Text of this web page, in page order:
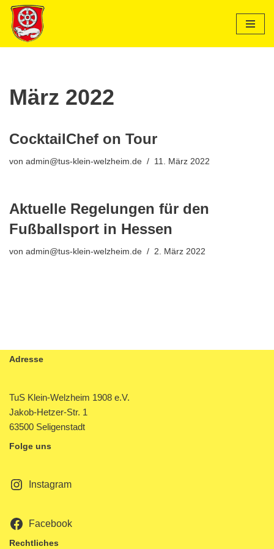
Zum
Inhalt
März 2022
CocktailChef on Tour
von admin@tus-klein-welzheim.de 11. März 2022
Aktuelle Regelungen für den
Fußballsport in Hessen
von admin@tus-klein-welzheim.de 2. März 2022
Adresse
TuS Klein-Welzheim 1908 e.V.
Jakob-Hetzer-Str. 1
63500 Seligenstadt
Folge uns
Instagram
Facebook
Rechtliches